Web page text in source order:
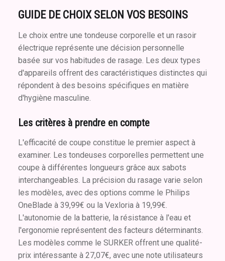
GUIDE DE CHOIX SELON VOS BESOINS
Le choix entre une tondeuse corporelle et un rasoir
électrique représente une décision personnelle
basée sur vos habitudes de rasage. Les deux types
d'appareils offrent des caractéristiques distinctes qui
répondent à des besoins spécifiques en matière
d'hygiène masculine.
Les critères à prendre en compte
L'efficacité de coupe constitue le premier aspect à
examiner. Les tondeuses corporelles permettent une
coupe à différentes longueurs grâce aux sabots
interchangeables. La précision du rasage varie selon
les modèles, avec des options comme le Philips
OneBlade à 39,99€ ou la Vexloria à 19,99€.
L'autonomie de la batterie, la résistance à l'eau et
l'ergonomie représentent des facteurs déterminants.
Les modèles comme le SURKER offrent une qualité-
prix intéressante à 27,07€, avec une note utilisateurs